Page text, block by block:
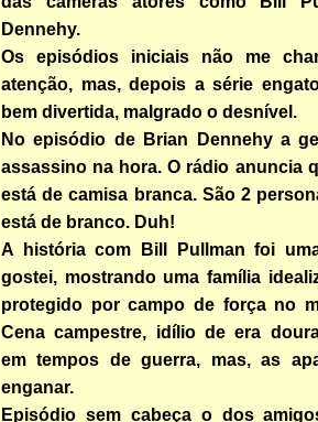
Dennehy.
Os episódios iniciais não me
atenção, mas, depois a série
bem divertida, malgrado o desnível.
No episódio de Brian Dennehy a
assassino na hora. O rádio anuncia
está de camisa branca. São 2
está de branco. Duh!
A história com Bill Pullman foi
gostei, mostrando uma família
protegido por campo de força no
Cena campestre, idílio de era
em tempos de guerra, mas, as
enganar.
Episódio sem cabeça o dos